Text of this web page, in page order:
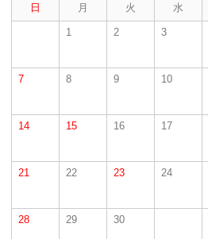
日 月 火 水
1 2 3
7 8 9 10
14 15 16 17
21 22 23 24
28 29 30